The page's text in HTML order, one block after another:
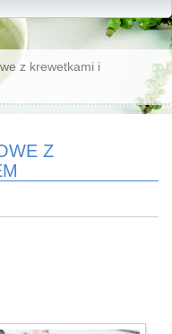
z krewetkami i
Z